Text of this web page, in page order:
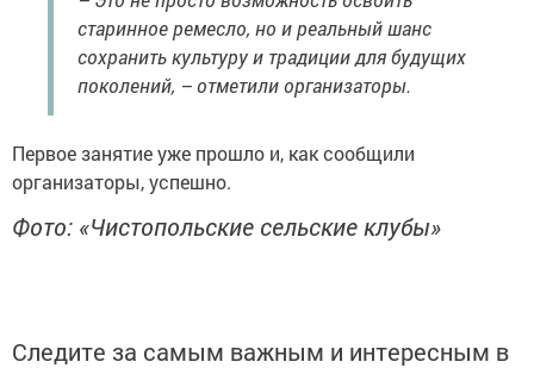
старинное ремесло, но и реальный шанс
сохранить культуру и традиции для будущих
поколений, – отметили организаторы.
Первое занятие уже прошло и, как сообщили
организаторы, успешно.
Фото: «Чистопольские сельские клубы»
Следите за самым важным и интересным в